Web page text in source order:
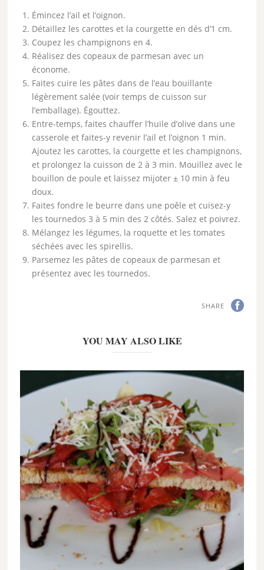
Émincez l’ail et l’oignon.
Détaillez les carottes et la courgette en dés d’1 cm.
Coupez les champignons en 4.
Réalisez des copeaux de parmesan avec un
économe.
Faites cuire les pâtes dans de l’eau bouillante
légèrement salée (voir temps de cuisson sur
l’emballage). Égouttez.
Entre-temps, faites chauffer l’huile d’olive dans une
casserole et faites-y revenir l’ail et l’oignon 1 min.
Ajoutez les carottes, la courgette et les champignons,
et prolongez la cuisson de 2 à 3 min. Mouillez avec le
bouillon de poule et laissez mijoter ± 10 min à feu
doux.
Faites fondre le beurre dans une poêle et cuisez-y
les tournedos 3 à 5 min des 2 côtés. Salez et poivrez.
Mélangez les légumes, la roquette et les tomates
séchées avec les spirellis.
Parsemez les pâtes de copeaux de parmesan et
présentez avec les tournedos.
SHARE
YOU MAY ALSO LIKE